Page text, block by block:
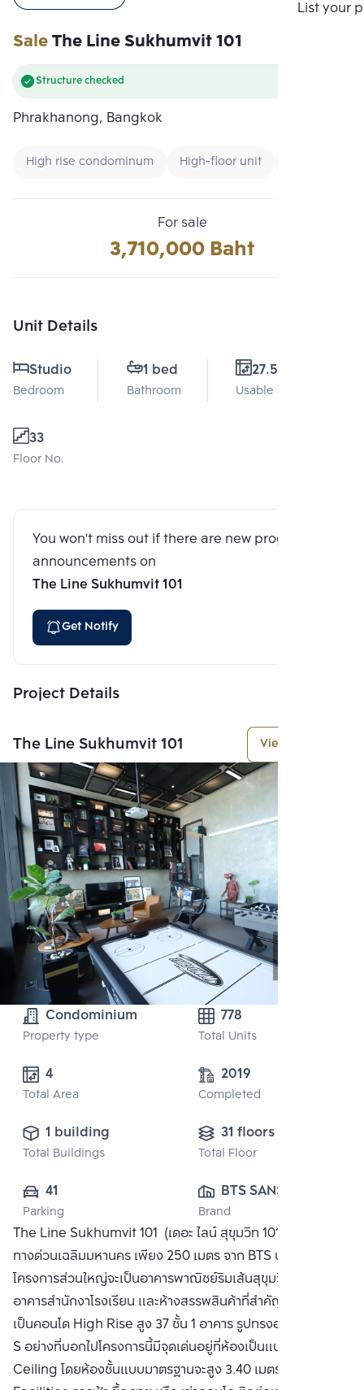
List your
SaleThe Line Sukhumvit 101
Structure checked
Phrakhanong, Bangkok
High rise condominum High-floor unit
For sale
3,710,000 Baht
Unit Details
Studio
Bedroom
1 bed
Bathroom
27.51 Sq.m.
Usable area
33
Floor No.
You won't miss out if there are new program
announcements on
The Line Sukhumvit 101
Get Notify
Project Details
The Line Sukhumvit 101 View More
Condominium
Property type
778
Total Units
Total Area
2019
Completed
1 building
Total Buildings
31 floors
Total Floor
41
Parking
BTS SANSIRI
HOLDING ONE
CO., LTD.
Brand
The Line Sukhumvit 101 (เดอะ ไลน์ สุขุมวิท 101) คอนโดใกล้
ทางด่วนเฉลิมมหานคร เพียง 250 เมตร จาก BTS ปุณวิถี รอบๆ
โครงการส่วนใหญ่จะเป็นอาคารพาณิชย์ริมเส้นสุขุมวิทและแหล่ง
อาคารสำนักงาโรงเรียน และห้างสรรพสินค้าที่สำคัญ โครงการ
เป็นคอนโด High Rise สูง 37 ชั้น 1 อาคาร รูปทรงอาคารเป็นตัว
S อย่างที่บอกไปโครงการนี้มีจุดเด่นอยู่ที่ห้องเป็นแบบ High
Ceiling โดยห้องชั้นแบบมาตรฐานจะสูง 3.40 เมตร บริเวณชั้น